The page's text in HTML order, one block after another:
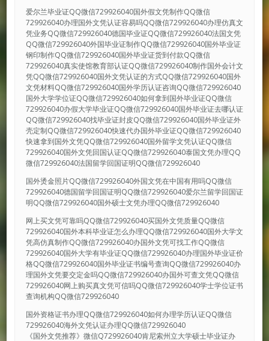
爱尔兰毕业证QQ微信729926040国外假文凭制作QQ微信
729926040办理国外文凭认证容易吗QQ微信729926040办理仿真文
凭业务QQ微信729926040德国毕业证QQ微信729926040法国文凭
QQ微信729926040外国毕业证制作QQ微信729926040国外毕业证
钢印制作QQ微信729926040国外毕业证货到付款QQ微信
729926040真实使馆教育部认证QQ微信729926040制作国外会计文
凭QQ微信729926040国外文凭认证的方式QQ微信729926040国外
文凭材料QQ微信729926040国外学历认证咨询QQ微信729926040
国外大学学位证QQ微信729926040如何拿到国外毕业证QQ微信
729926040办假大学毕业证QQ微信729926040国外毕业证去哪认证
QQ微信729926040找毕业证封皮QQ微信729926040国外毕业证外
壳定制QQ微信729926040快速代办国外毕业证QQ微信729926040
快速拿到国外文凭QQ微信729926040国外留学文凭认证QQ微信
729926040国外文凭回国认证QQ微信729926040泰国文凭办理QQ
微信729926040法国留学回国证明QQ微信729926040
国外烫金照片QQ微信729926040外国文凭在中国有用吗QQ微信
729926040德国留学回国证明QQ微信729926040爱尔兰留学回国证
明QQ微信729926040国外硕士文凭办理QQ微信729926040
网上买文凭可靠吗QQ微信729926040买国外文凭质量QQ微信
729926040国外本科毕业证怎么办理QQ微信729926040国外大学文
凭高仿真制作QQ微信729926040办国外文凭可找工作QQ微信
729926040国外大学有毕业证QQ微信729926040办理国外毕业证价
格QQ微信729926040国外毕业证书编号查询QQ微信729926040办
理国外文凭要交定金吗QQ微信729926040办国外可查文凭QQ微信
729926040网上购买真文凭可信吗QQ微信729926040学士学位证书
查询机构QQ微信729926040
国外资格证书办理QQ微信729926040如何办理学历认证QQ微信
729926040海外文凭认证办理QQ微信729926040
《国外文凭推荐》微信Q729926040肯尼索州立大学硕士毕业证办